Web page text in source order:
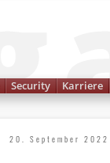
Security Karriere
20. September 2022